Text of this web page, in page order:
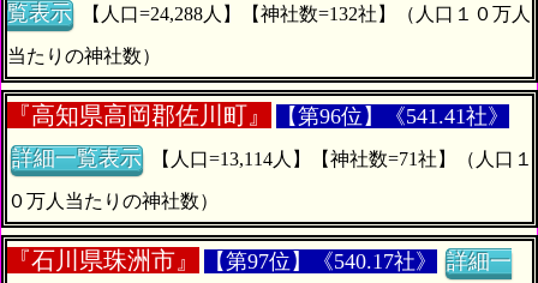
覧表示
当たりの神社数）
『高知県高岡郡佐川町』
【第96位】《541.41社》
詳細一覧表示
０万人当たりの神社数）
『石川県珠洲市』 【第97位】《540.17社》
詳細一